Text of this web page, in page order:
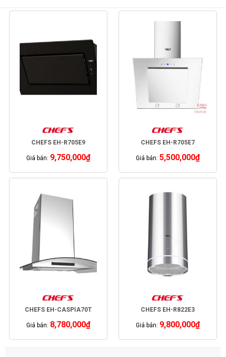
CHEFS EH-R705E9
Giá bán: 9,750,000₫
CHEFS EH-R705E7
Giá bán: 5,500,000₫
CHEFS EH-CASPIA70T
Giá bán: 8,780,000₫
CHEFS EH-R822E3
Giá bán: 9,800,000₫